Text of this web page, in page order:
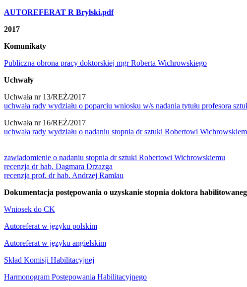
AUTOREFERAT R Brylski.pdf
2017
Komunikaty
Publiczna obrona pracy doktorskiej mgr Roberta Wichrowskiego
Uchwały
Uchwała nr 13/REŻ/2017
uchwała rady wydziału o poparciu wniosku w/s nadania tytułu profesora
Uchwała nr 16/REŻ/2017
uchwała rady wydziału o nadaniu stopnia dr sztuki Robertowi
zawiadomienie o nadaniu stopnia dr sztuki Robertowi Wichrowskiemu
recenzja dr hab. Dagmara Drzazga
recenzja prof. dr hab. Andrzej Ramlau
Dokumentacja postępowania o uzyskanie stopnia doktora
Wniosek do CK
Autoreferat w języku polskim
Autoreferat w języku angielskim
Skład Komisji Habilitacyjnej
Harmonogram Postępowania Habilitacyjnego